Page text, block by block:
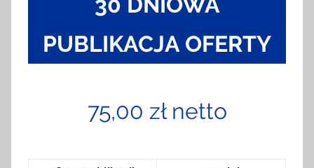
PUBLIKACJA OFERTY
75,00 zł netto